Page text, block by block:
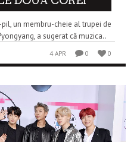
un membru-cheie al trupei de
a sugerat că muzica..
4 APR 0 0